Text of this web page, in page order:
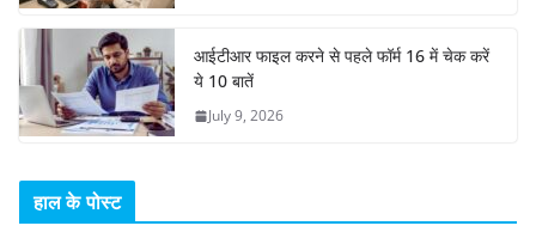
आईटीआर फाइल करने से पहले फॉर्म 16 में चेक करें
ये 10 बातें
July 9, 2026
हाल के पोस्ट